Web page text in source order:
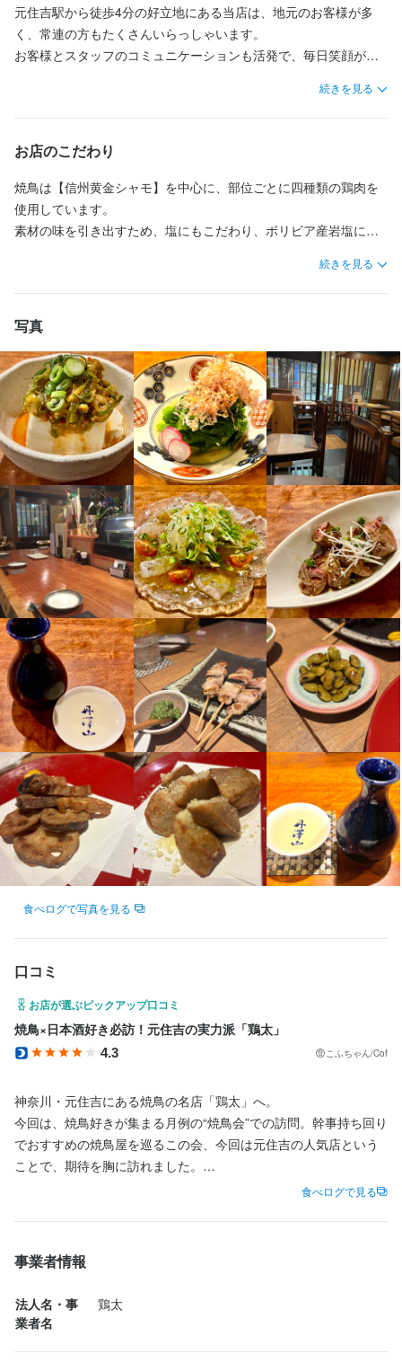
元住吉駅から徒歩4分の好立地にある当店は、地元のお客様が多
く、常連の方もたくさんいらっしゃいます。
お客様とスタッフのコミュニケーションも活発で、毎日笑顔が絶
続きを見る
お店のこだわり
焼鳥は【信州黄金シャモ】を中心に、部位ごとに四種類の鶏肉を
使用しています。
素材の味を引き出すため、塩にもこだわり、ボリビア産岩塩に国
四季折々の食材を使い、お酒に合う季節料理を丁寧に手作りして
います。
【利き酒師のオーナーが厳選する日本酒＆焼酎！】
日本酒と焼酎は定番から裏メニューまで幅広く取り揃えていま
す。
さらに、ボトルワインや果実酒、サワーなどのバリエーションも
豊富です。
働きながら自然とお酒に詳しくなれる環境で、日本酒利き酒師の
資格取得も目指せます。
続きを見る
写真
食べログで写真を見る
口コミ
お店が選ぶピックアップ口コミ
焼鳥×日本酒好き必訪！元住吉の実力派「鶏太」
4.3 こふちゃん/Cof
神奈川・元住吉にある焼鳥の名店「鶏太」へ。
今回は、焼鳥好きが集まる月例の“焼鳥会”での訪問。幹事持ち回り
でおすすめの焼鳥屋を巡るこの会、今回は元住吉の人気店という
ことで、期待を胸に訪れました。
元住吉駅から少し歩いた2階にあるお店で、雰囲気は落ち着きがあ
りながら活気もあり、居心地の良い空間。
メニューは豊富で、王道から創作系まで焼鳥のバリエーションが
多彩。ひとつひとつ丁寧に焼き上げられた串は、どれも絶妙な火
食べログで見る
事業者情報
法人名・事
業者名
鶏太
まかない2食付き
おつかれドリンク制度あり（営業終了後は乾杯！）
メニュー開発コンペなど、社内イベントあり
自転車・バイク通勤OK
資格取得支援あり（日本酒利き酒師・調理師免許など）
バイク通勤OK
特徴
未経験者歓迎 独立希望者歓迎 駅チカ(徒歩5分以内) 個人経営(2店舗以内)
仕事内容
お客さまのご案内
配膳・下膳
ドリンク作成
お会計
調理補助　など
ホール業務を中心に、必要に応じてキッチン業務もお手伝いいた
だきます。
少しずつ仕事の幅を広げて、将来的には管理業務にも挑戦してく
ださい。
【未経験スタートでも大丈夫】
やる気と人柄を重視した採用方針のため、未経験の方も大歓迎で
す！
あなたのペースで成長できるよう、先輩スタッフが丁寧にサポー
トします。
もちろん、即戦力として活躍できる経験者も大歓迎です。
この仕事のおすすめポイント
【接客スキルを磨ける！】
当店は地元出身のオーナーが手掛ける、アットホームなお店で
す。
お客様は地元の方ばかりで、常連客も多数です。
仕事を通じて、「ファンをつくる気配りのある接客術」を身につ
けることができます。
さらに、1日2食のまかない、健康診断、おつかれドリンク制度な
【独立希望者にぴったり！】
「将来は独立したい」という方も大歓迎です。
す。
現在もスタッフの独立を目指してオーナーが直接サポートしてい
ます。
出店開業ノウハウ
応募資格
まかない2食付き
おつかれドリンク制度あり（営業終了後は乾杯！）
メニュー開発コンペなど、社内イベントあり
自転車・バイク通勤OK
資格取得支援あり（日本酒利き酒師・調理師免許など）
バイク通勤OK
特徴
未経験者歓迎 独立希望者歓迎 駅チカ(徒歩5分以内) 個人経営(2店舗以内)
仕事内容
仕込み・調理・盛り付け
仕入れ・食材管理
メニュー開発
ホールの補助など
キッチン業務を中心に、必要に応じてホール業務もお手伝いいた
だきます。
少しずつ仕事の幅を広げて、将来的には管理業務にも挑戦してく
ださい。
【未経験スタートでも大丈夫】
やる気と人柄を重視した採用方針のため、未経験の方も大歓迎で
す！
あなたのペースで成長できるよう、先輩スタッフが丁寧にサポー
トします。
もちろん、即戦力として活躍できる経験者も大歓迎です。
この仕事のおすすめポイント
【調理技術を磨ける！】
当店の料理は9割が手作りです。
働きながら自然と本格的な調理技術が身につきます。
ジャンルを問わずメニュー開発にも挑戦でき、スキルをどんどん
磨ける環境です。
【働きやすさが充実！】
月8日の休みに加え、夏季・年末年始の休暇もあります。
「将来は独立したい」という方も大歓迎です。
調理や接客だけでなく、空間づくりやコスト管理なども学べま
す。
ます。
身に付くスキル
ウイスキーの知識
出店開業ノウハウ
店舗運営 メニュー開発 仕入れ・食材の目利き
歓迎スキル・経験
まかない2食付き
おつかれドリンク制度あり（営業終了後は乾杯！）
メニュー開発コンペなど、社内イベントあり
自転車・バイク通勤OK
資格取得支援あり（日本酒利き酒師・調理師免許など）
資格取得支援あり
独立支援制度あり
服装自由
ひげOK
特徴
面接1回
仕事内容
仕込み・調理・盛り付け
仕入れ・食材管理
メニュー開発
ホールの補助など
キッチン業務を中心に、必要に応じてホール業務もお手伝いいた
だきます。
少しずつ仕事の幅を広げて、将来的には管理業務にも挑戦してく
ださい。
【未経験スタートでも大丈夫】
やる気と人柄を重視した採用方針のため、未経験の方も大歓迎で
す！
あなたのペースで成長できるよう、先輩スタッフが丁寧にサポー
トします。
もちろん、即戦力として活躍できる経験者も大歓迎です。
この仕事のおすすめポイント
【調理技術を磨ける！】
当店の料理は9割が手作りです。
働きながら自然と本格的な調理技術が身につきます。
ジャンルを問わずメニュー開発にも挑戦でき、スキルをどんどん
磨ける環境です。
【働きやすさが充実！】
月8日の休みに加え、夏季・年末年始の休暇もあります。
ど、福利厚生も充実しており、安心して働き続けられます。
【独立希望者にぴったり！】
「将来は独立したい」という方も大歓迎です。
調理や接客だけでなく、空間づくりやコスト管理なども学べま
現在もスタッフの独立を目指してオーナーが直接サポートしてい
ます。
包丁さばき 飾り包丁 盛り付け技術 ワインの知識 日本酒の知識
焼酎の知識
野菜の知識
食器の知識
仕入れ・食材の目利き
応募資格